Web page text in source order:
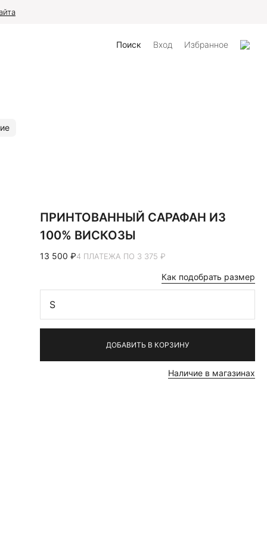
Поиск Вход Избранное
ПРИНТОВАННЫЙ САРАФАН ИЗ
100% ВИСКОЗЫ
13 500 ₽4 ПЛАТЕЖА ПО 3 375 ₽
Как подобрать размер
S
ДОБАВИТЬ В КОРЗИНУ
Наличие в магазинах